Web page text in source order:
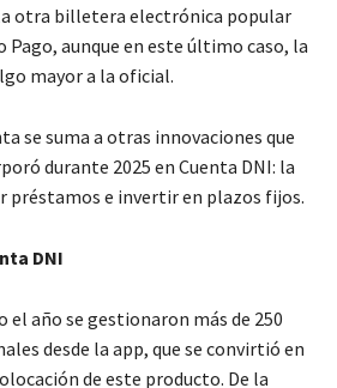
otra billetera electrónica popular
Pago, aunque en este último caso, la
mayor a la oficial.
se suma a otras innovaciones que
durante 2025 en Cuenta DNI: la
préstamos e invertir en plazos fijos.
DNI
año se gestionaron más de 250
desde la app, que se convirtió en
de este producto. De la